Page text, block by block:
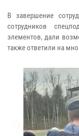
В завершение
сотрудников
элементов, дали
также ответили на